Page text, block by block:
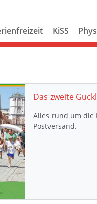
KiSS
Das zweite
Alles rund um die
Postversand.